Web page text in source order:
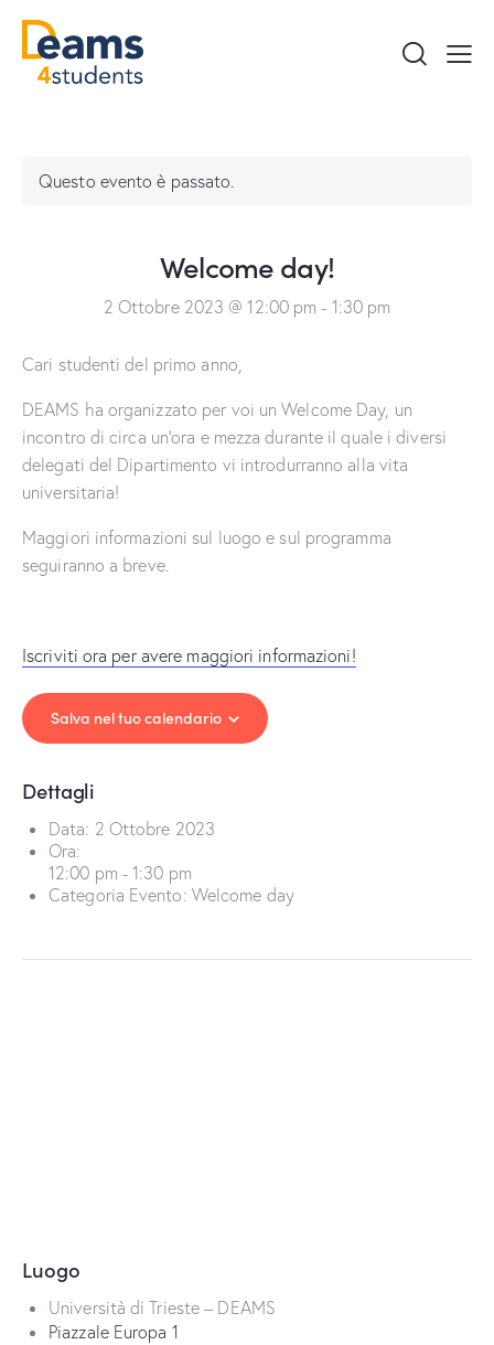
Questo evento è passato.
Welcome day!
2 Ottobre 2023 @ 12:00 pm - 1:30 pm
Cari studenti del primo anno,
DEAMS ha organizzato per voi un Welcome Day, un
incontro di circa un’ora e mezza durante il quale i diversi
delegati del Dipartimento vi introdurranno alla vita
universitaria!
Maggiori informazioni sul luogo e sul programma
seguiranno a breve.
Iscriviti ora per avere maggiori informazioni!
Salva nel tuo calendario
Dettagli
Data: 2 Ottobre 2023
Ora:
12:00 pm - 1:30 pm
Categoria Evento: Welcome day
Luogo
Università di Trieste – DEAMS
Piazzale Europa 1